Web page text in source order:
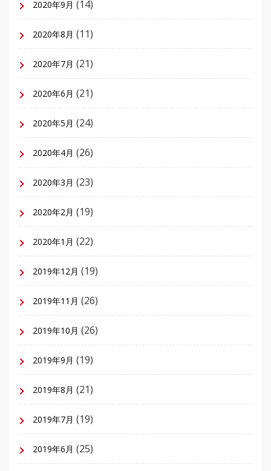
2020年9月 (14)
2020年8月 (11)
2020年7月 (21)
2020年6月 (21)
2020年5月 (24)
2020年4月 (26)
2020年3月 (23)
2020年2月 (19)
2020年1月 (22)
2019年12月 (19)
2019年11月 (26)
2019年10月 (26)
2019年9月 (19)
2019年8月 (21)
2019年7月 (19)
2019年6月 (25)